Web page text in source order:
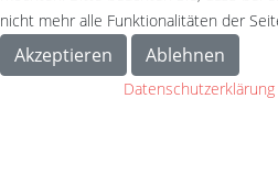
nicht mehr alle Funktionalitäten der
Akzeptieren Ablehnen
Datenschutzerklärung